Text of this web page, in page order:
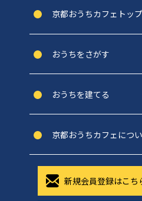
京都おうちカフェトッ
おうちをさがす
おうちを建てる
京都おうちカフェにつ
新規会員登録はこち